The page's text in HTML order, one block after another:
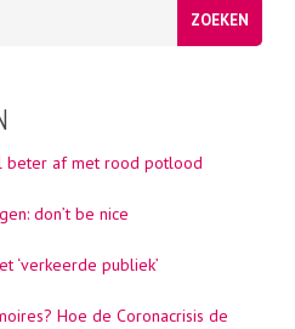
beter af met rood potlood
don’t be nice
‘verkeerde publiek’
Hoe de Coronacrisis de